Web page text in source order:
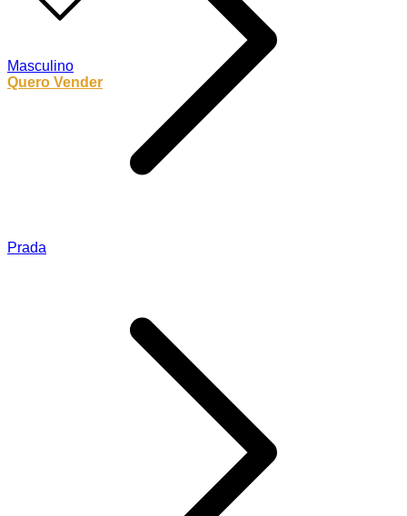
Masculino
Quero Vender
Prada